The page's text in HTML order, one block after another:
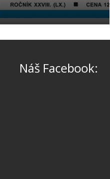
Náš Facebook: